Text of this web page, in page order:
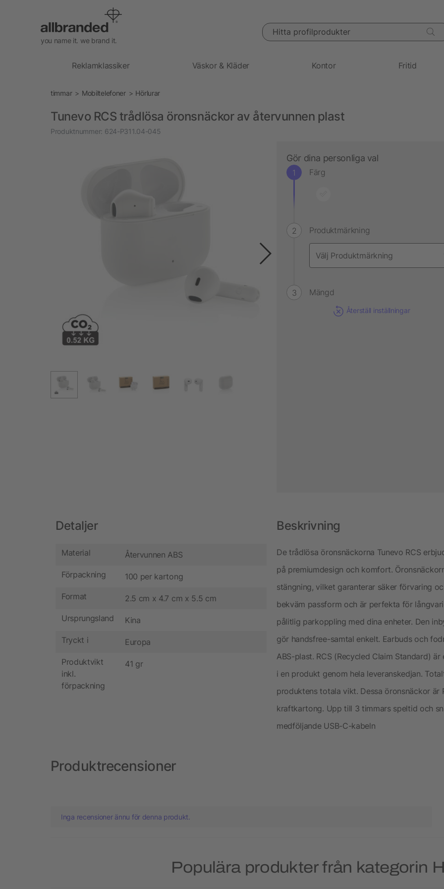
you name it. we brand it.
Hitta profilprodukter
Reklamklassiker Väskor & Kläder Kontor Fritid
timmar Mobiltelefoner Hörlurar
Tunevo RCS trådlösa öronsnäckor av återvunnen plast
Produktnummer: 624-P311.04-045
Gör dina personliga val
Färg
Produktmärkning
Mängd
Återställ inställningar
Detaljer
Material Återvunnen ABS
Förpackning 100 per kartong
Format 2.5 cm x 4.7 cm x 5.5 cm
Ursprungsland Kina
Tryckt i Europa
Produktvikt
inkl.
förpackning
41 gr
Beskrivning
De trådlösa öronsnäckorna Tunevo RCS
på premiumdesign och komfort.
stängning, vilket garanterar säker förvaring
bekväm passform och är perfekta för
pålitlig parkoppling med dina enheter. Den
gör handsfree-samtal enkelt. Earbuds och
ABS-plast. RCS (Recycled Claim Standard)
i en produkt genom hela leveranskedjan.
produktens totala vikt. Dessa öronsnäckor
kraftkartong. Upp till 3 timmars speltid och
medföljande USB-C-kabeln
Produktrecensioner
Inga recensioner ännu för denna produkt.
Populära produkter från kategorin